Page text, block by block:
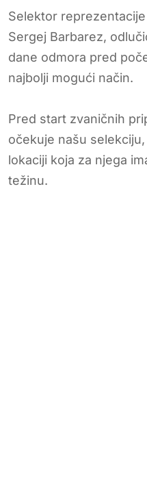
Selektor
Sergej Barbarez,
dane odmora pred
najbolji mogući način.
Pred start zvaničnih
očekuje našu
lokaciji koja za njega
težinu.